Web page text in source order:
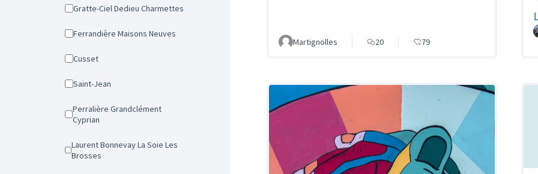
Gratte-Ciel Dedieu Charmettes
Ferrandière Maisons Neuves
Cusset
Saint-Jean
Perralière Grandclément
Cyprian
Laurent Bonnevay La Soie Les
Brosses
Martignolles 20 79